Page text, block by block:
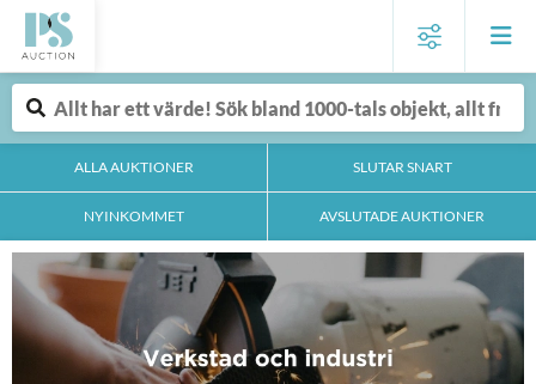
ALLA AUKTIONER SLUTAR SNART
NYINKOMMET AVSLUTADE AUKTIONER